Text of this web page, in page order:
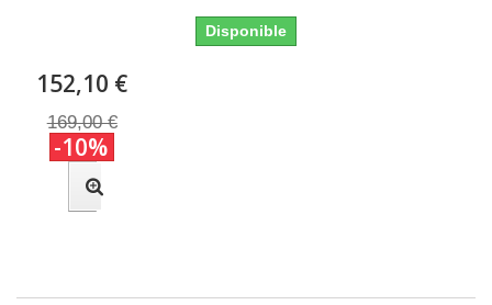
Disponible
152,10 €
169,00 €
-10%